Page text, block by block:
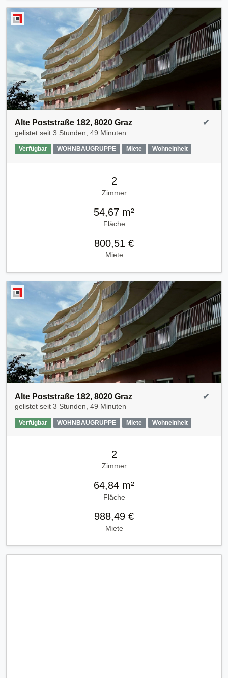
Alte Poststraße 182, 8020 Graz
gelistet seit 3 Stunden, 49 Minuten
Verfügbar WOHNBAUGRUPPE Miete Wohneinheit
✔
2
Zimmer
54,67 m²
Fläche
800,51 €
Miete
Alte Poststraße 182, 8020 Graz
gelistet seit 3 Stunden, 49 Minuten
Verfügbar WOHNBAUGRUPPE Miete Wohneinheit
✔
2
Zimmer
64,84 m²
Fläche
988,49 €
Miete